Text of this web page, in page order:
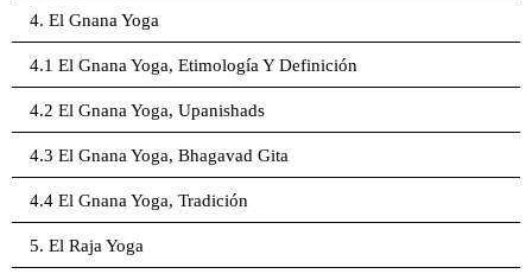
4. El Gnana Yoga
4.1 El Gnana Yoga, Etimología Y Definición
4.2 El Gnana Yoga, Upanishads
4.3 El Gnana Yoga, Bhagavad Gita
4.4 El Gnana Yoga, Tradición
5. El Raja Yoga